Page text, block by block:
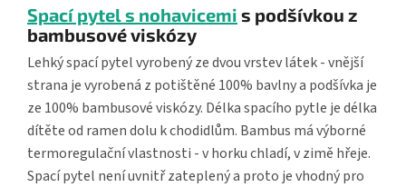
Spací pytel s nohavicemi s podšívkou z
bambusové viskózy
Lehký spací pytel vyrobený ze dvou vrstev látek - vnější
strana je vyrobená z potištěné 100% bavlny a podšívka je
ze 100% bambusové viskózy. Délka spacího pytle je délka
dítěte od ramen dolu k chodidlům. Bambus má výborné
termoregulační vlastnosti - v horku chladí, v zimě hřeje.
Spací pytel není uvnitř zateplený a proto je vhodný pro